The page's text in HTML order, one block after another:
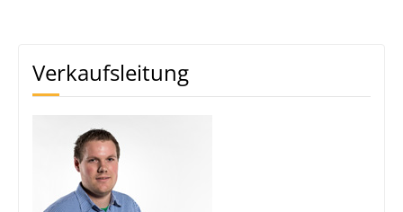
Verkaufsleitung